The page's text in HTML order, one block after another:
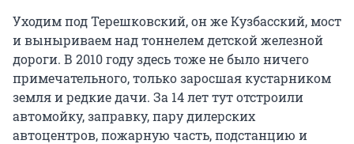
Уходим под Терешковский, он же Кузбасский, мост
и выныриваем над тоннелем детской железной
дороги. В 2010 году здесь тоже не было ничего
примечательного, только заросшая кустарником
земля и редкие дачи. За 14 лет тут отстроили
автомойку, заправку, пару дилерских
автоцентров, пожарную часть, подстанцию и